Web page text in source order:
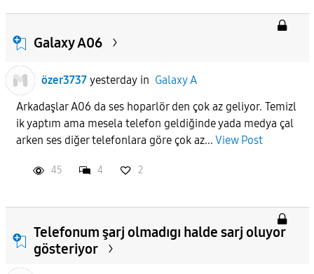
Galaxy A06
özer3737 yesterdayin Galaxy A
Arkadaşlar A06 da ses hoparlör den çok az geliyor. Temizl
ik yaptım ama mesela telefon geldiğinde yada medya çal
arken ses diğer telefonlara göre çok az... View Post
45 4 2
Telefonum şarj olmadıgı halde sarj oluyor
gösteriyor